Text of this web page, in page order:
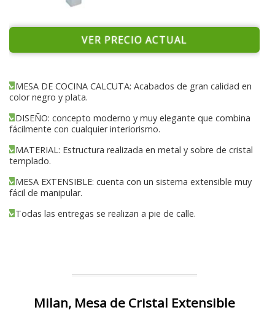
VER PRECIO ACTUAL
MESA DE COCINA CALCUTA: Acabados de gran calidad en
color negro y plata.
DISEÑO: concepto moderno y muy elegante que combina
fácilmente con cualquier interiorismo.
MATERIAL: Estructura realizada en metal y sobre de cristal
templado.
MESA EXTENSIBLE: cuenta con un sistema extensible muy
fácil de manipular.
Todas las entregas se realizan a pie de calle.
Milan, Mesa de Cristal Extensible